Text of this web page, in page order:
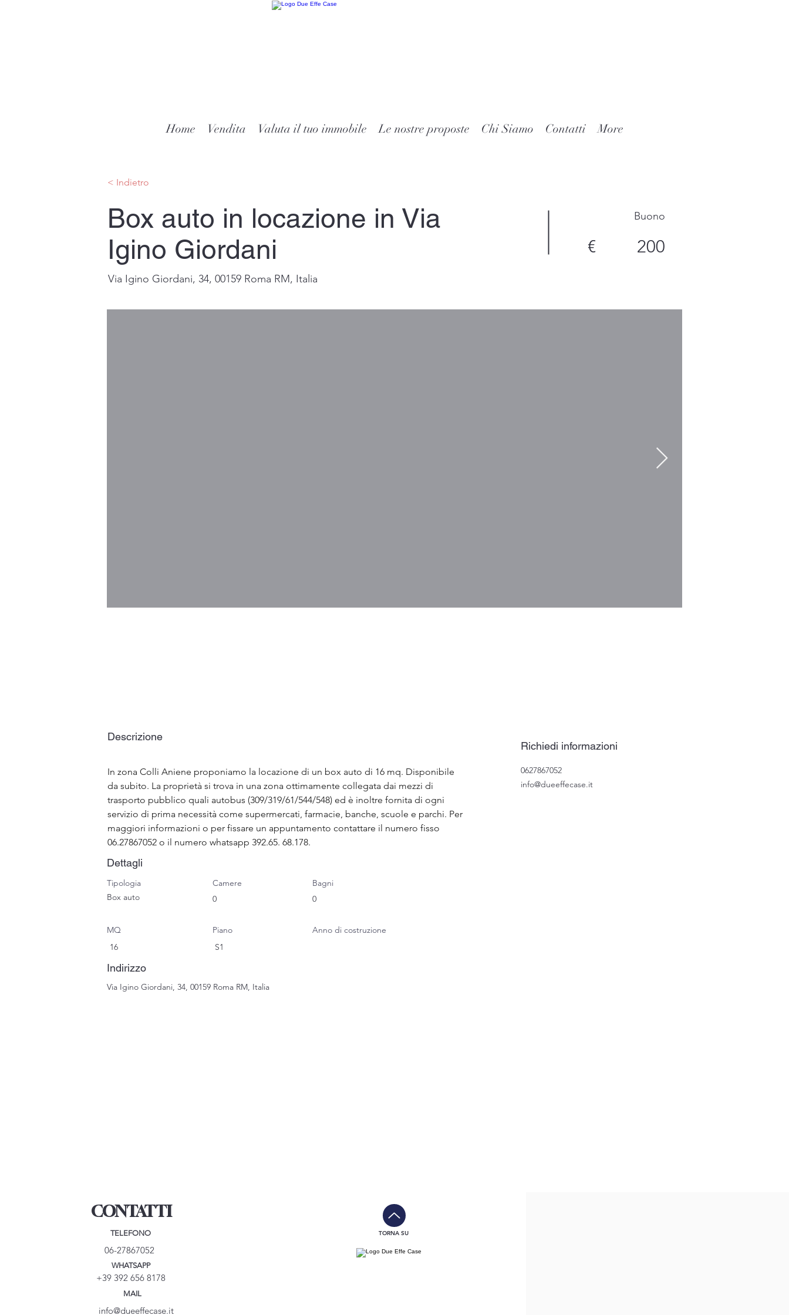
Home Vendita Valuta il tuo immobile Le nostre proposte Chi Siamo Contatti More
< Indietro
Box auto in locazione in Via
Igino Giordani
Via Igino Giordani, 34, 00159 Roma RM, Italia
Buono
200
€
Descrizione
In zona Colli Aniene proponiamo la locazione di un box auto di 16 mq. Disponibile
da subito. La proprietà si trova in una zona ottimamente collegata dai mezzi di
trasporto pubblico quali autobus (309/319/61/544/548) ed è inoltre fornita di ogni
servizio di prima necessità come supermercati, farmacie, banche, scuole e parchi. Per
maggiori informazioni o per fissare un appuntamento contattare il numero fisso
06.27867052 o il numero whatsapp 392.65. 68.178.
Richiedi informazioni
0627867052
info@dueeffecase.it
Dettagli
Tipologia
Box auto
MQ
16
Camere
0
Bagni
0
Piano
Anno di costruzione
S1
Indirizzo
Via Igino Giordani, 34, 00159 Roma RM, Italia
CONTATTI
TELEFONO
06-27867052
WHATSAPP
+39 392 656 8178
MAIL
info@dueeffecase.it
TORNA SU